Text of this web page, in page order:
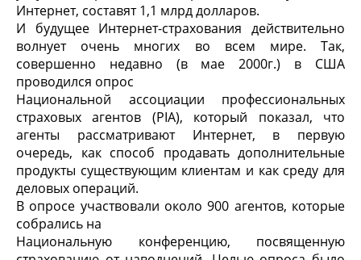
Интернет, составят 1,1 млрд долларов.
И будущее Интернет-страхования действительно
волнует очень многих во всем мире. Так,
совершенно недавно (в мае 2000г.) в США
проводился опрос
Национальной ассоциации профессиональных
страховых агентов (PIA), который показал, что
агенты рассматривают Интернет, в первую
очередь, как способ продавать дополнительные
продукты существующим клиентам и как среду для
деловых операций.
В опросе участвовали около 900 агентов, которые
собрались на
Национальную конференцию, посвященную